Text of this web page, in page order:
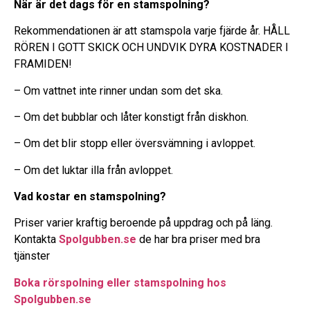
När är det dags för en stamspolning?
Rekommendationen är att stamspola varje fjärde år. HÅLL
RÖREN I GOTT SKICK OCH UNDVIK DYRA KOSTNADER I
FRAMIDEN!
– Om vattnet inte rinner undan som det ska.
– Om det bubblar och låter konstigt från diskhon.
– Om det blir stopp eller översvämning i avloppet.
– Om det luktar illa från avloppet.
Vad kostar en stamspolning?
Priser varier kraftig beroende på uppdrag och på läng.
Kontakta Spolgubben.se de har bra priser med bra
tjänster
Boka rörspolning eller stamspolning hos
Spolgubben.se